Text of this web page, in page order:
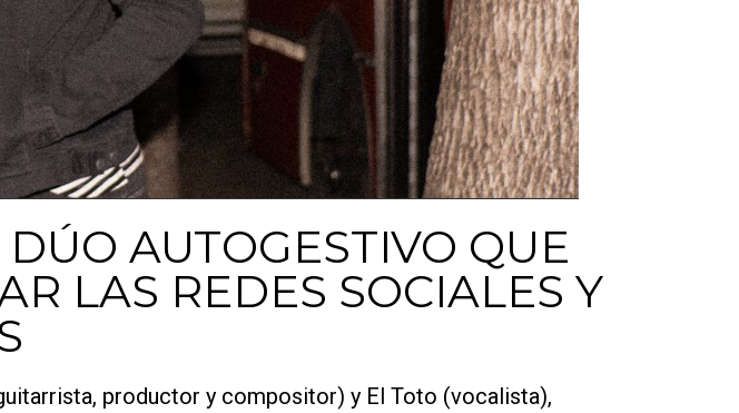
AUTOGESTIVO QUE
LAS REDES SOCIALES Y
productor y compositor) y El Toto (vocalista),